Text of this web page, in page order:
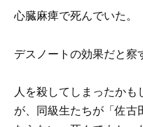
心臓麻痺で死んでいた。
デスノートの効果だと察
人を殺してしまったかも
が、同級生たちが「佐古